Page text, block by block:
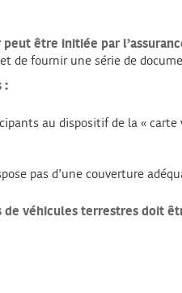
être initiée par
de fournir une série de
:
au dispositif de la « carte
pas d’une couverture
véhicules terrestres doit